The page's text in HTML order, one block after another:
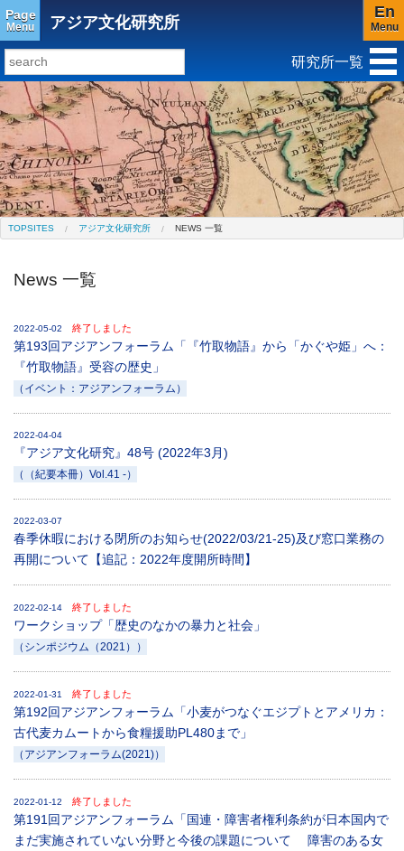
Page
Menu アジア文化研究所
En
Menu
研究所トップ 教育研究所 社会科学研究所
キリスト教と文化研究所 アジア文化研究所
平和研究所 ジェンダー研究センター
研究所一覧
TOPSITES アジア文化研究所 NEWS 一覧
News 一覧
2022-05-02 終了しました
第193回アジアンフォーラム「『竹取物語』から「かぐや姫」へ：
『竹取物語』受容の歴史」
（イベント：アジアンフォーラム）
2022-04-04
『アジア文化研究』48号 (2022年3月)
（（紀要本冊）Vol.41 -）
2022-03-07
春季休暇における閉所のお知らせ(2022/03/21-25)及び窓口業務の
再開について【追記：2022年度開所時間】
2022-02-14 終了しました
ワークショップ「歴史のなかの暴力と社会」
（シンポジウム（2021））
2022-01-31 終了しました
第192回アジアンフォーラム「小麦がつなぐエジプトとアメリカ：
古代麦カムートから食糧援助PL480まで」
（アジアンフォーラム(2021)）
2022-01-12 終了しました
第191回アジアンフォーラム「国連・障害者権利条約が日本国内で
まだ実施されていない分野と今後の課題について 障害のある女